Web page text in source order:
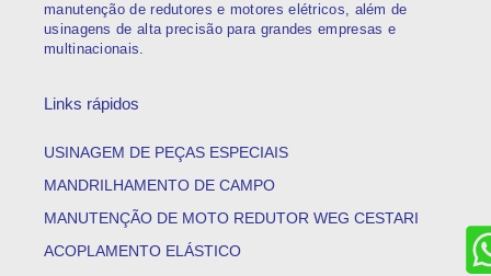
manutenção de redutores e motores elétricos, além de
usinagens de alta precisão para grandes empresas e
multinacionais.
Links rápidos
USINAGEM DE PEÇAS ESPECIAIS
MANDRILHAMENTO DE CAMPO
MANUTENÇÃO DE MOTO REDUTOR WEG CESTARI
ACOPLAMENTO ELÁSTICO